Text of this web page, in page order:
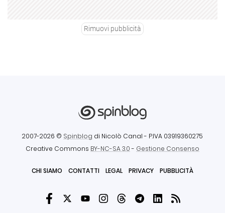
Rimuovi pubblicità
2007-2026 © Spinblog di Nicolò Canal - P.IVA 03919360275
Creative Commons BY-NC-SA 3.0- Gestione Consenso
CHI SIAMO CONTATTI LEGAL PRIVACY PUBBLICITÀ